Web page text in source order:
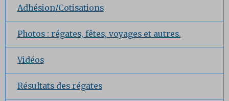
Adhésion/Cotisations
Photos : régates, fêtes, voyages et autres.
Vidéos
Résultats des régates